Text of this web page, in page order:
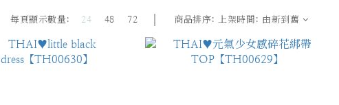
每頁顯示數量: 24 48 72 商品排序: 上架時間: 由新到舊